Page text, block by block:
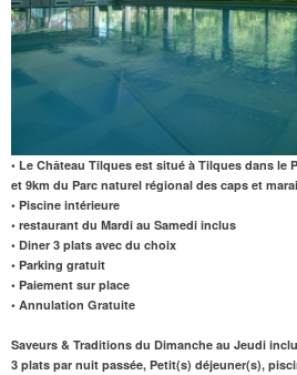
• Le Château Tilques est situé à Tilques dans le
et 9km du Parc naturel régional des caps et
• Piscine intérieure
• restaurant du Mardi au Samedi inclus
• Diner 3 plats avec du choix
• Parking gratuit
• Paiement sur place
• Annulation Gratuite
Saveurs & Traditions du Dimanche au Jeudi
3 plats par nuit passée, Petit(s) déjeuner(s),